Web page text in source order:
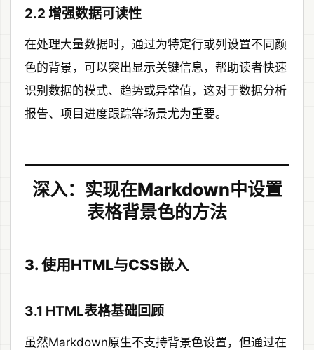
2.2 增强数据可读性
在处理大量数据时，通过为特定行或列设置不同颜
色的背景，可以突出显示关键信息，帮助读者快速
识别数据的模式、趋势或异常值，这对于数据分析
报告、项目进度跟踪等场景尤为重要。
深入：实现在Markdown中设置
表格背景色的方法
3. 使用HTML与CSS嵌入
3.1 HTML表格基础回顾
虽然Markdown原生不支持背景色设置，但通过在